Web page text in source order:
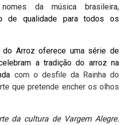
da música brasileira,
de qualidade para todos os
Arroz oferece uma série de
a tradição do arroz na
com o desfile da Rainha do
que pretende encher os olhos
da cultura de Vargem Alegre.